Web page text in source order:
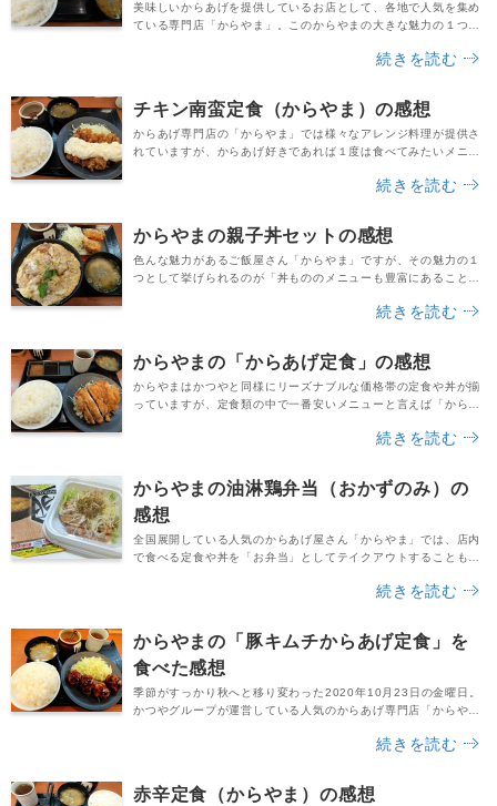
美味しいからあげを提供しているお店として、各地で人気を集め
ている専門店「からやま」。このからやまの大きな魅力の１つ
ことだと思います。既に日本の飲食業界において確固たる地位を
なメニューが登場するのか非常に楽しみですよね。時は20...
続きを読む
チキン南蛮定食（からやま）の感想
からあげ専門店の「からやま」では様々なアレンジ料理が提供さ
れていますが、からあげ好きであれば１度は食べてみたいメニュ
レにタルタルソースがトッピングされたチキン南蛮は、今や日本
日の夜にお店に行ってみたところ、テイクアウトのお客さ...
続きを読む
からやまの親子丼セットの感想
色んな魅力があるご飯屋さん「からやま」ですが、その魅力の１
つとして挙げられるのが「丼もののメニューも豊富にあること」
店”です。からあげ定食やチキン南蛮定食、油淋鶏定食など色んな
メニューの中から「親子丼セット」を注文。親子丼に...
続きを読む
からやまの「からあげ定食」の感想
からやまはかつやと同様にリーズナブルな価格帯の定食や丼が揃
っていますが、定食類の中で一番安いメニューと言えば「からあ
やまの100円割引券を使えば、支払いは549円でＯＫ！外食なの
回近くのからやまに行ってみたのは、平日の18...
続きを読む
からやまの油淋鶏弁当（おかずのみ）の
感想
全国展開している人気のからあげ屋さん「からやま」では、店内
で食べる定食や丼を「お弁当」としてテイクアウトすることも可
当に利便性が良いですよね。今回は筆者も、テイクアウトでから
気になる値段ですが、通常の油淋鶏弁当の値段は、税込7...
続きを読む
からやまの「豚キムチからあげ定食」を
食べた感想
季節がすっかり秋へと移り変わった2020年10月23日の金曜日。
かつやグループが運営している人気のからあげ専門店「からや
の名はズバリ「豚キムチからあげ」です。定食と合盛り定食、そ
を連続して食べてきただけに、今回も一度注文してみ...
続きを読む
赤辛定食（からやま）の感想